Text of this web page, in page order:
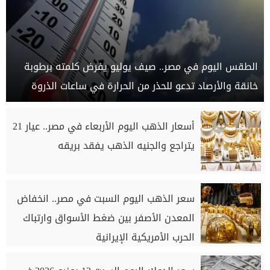
الطقس اليوم في مصر.. صيف يوليو يفرض كلمته برطوبة
خانقة والأرصاد تدعو للحذر من الحرارة في ساعات الذروة
أسعار الذهب اليوم الأربعاء في مصر.. عيار 21
يتراجع والجنيه الذهب يفقد بريقه
سعر الذهب اليوم السبت في مصر.. انخفاض
المعدن الأصفر بين ضغط الأسواق وارتباك
الحرب الأمريكية الإيرانية